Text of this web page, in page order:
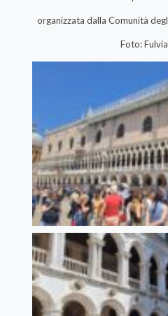
organizzata dalla Comunità
Foto: